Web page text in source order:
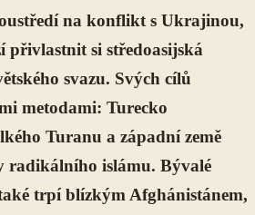
na konflikt s Ukrajinou,
přivlastnit si středoasijská
svazu. Svých cílů
metodami: Turecko
Turanu a západní země
radikálního islámu. Bývalé
trpí blízkým Afghánistánem,